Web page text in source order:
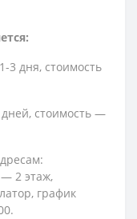
3 дня, стоимость
дней, стоимость —
2 этаж,
график